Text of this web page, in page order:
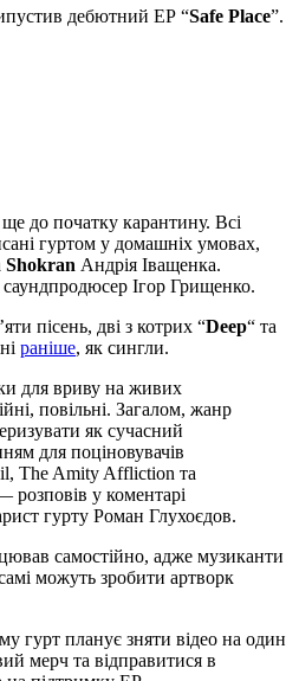
дебютний ЕР “Safe Place”.
до початку карантину. Всі
гуртом у домашніх умовах,
Shokran Андрія Іващенка.
Ігор Грищенко.
пісень, дві з котрих “Deep“ та
раніше, як сингли.
для вриву на живих
повільні. Загалом, жанр
як сучасний
для поціновувачів
The Amity Affliction та
у коментарі
гурту Роман Глухоєдов.
самостійно, адже музиканти
можуть зробити артворк
гурт планує зняти відео на один
мерч та відправитися в